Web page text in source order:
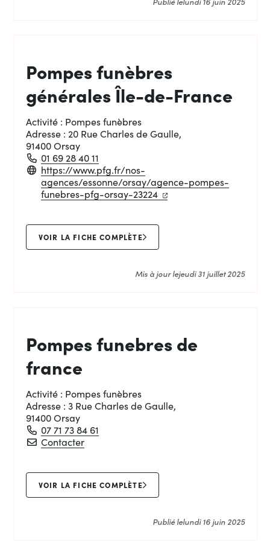
Pompes funèbres
générales Île-de-France
Activité : Pompes funèbres
Adresse : 20 Rue Charles de Gaulle,
91400 Orsay
01 69 28 40 11
https://www.pfg.fr/nos-
agences/essonne/orsay/agence-pompes-
funebres-pfg-orsay-23224 (ouverture dans un
(ouverture dans un
VOIR LA FICHE COMPLÈTE
Mis à jour lejeudi 31 juillet 2025
Pompes funebres de
france
Activité : Pompes funèbres
Adresse : 3 Rue Charles de Gaulle,
91400 Orsay
07 71 73 84 61
ContacterPompes funebres de france
VOIR LA FICHE COMPLÈTE
Publié lelundi 16 juin 2025